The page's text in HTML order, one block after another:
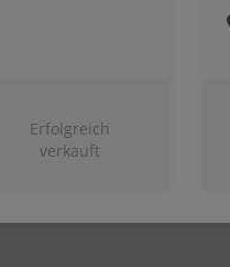
Erfolgreich
verkauft